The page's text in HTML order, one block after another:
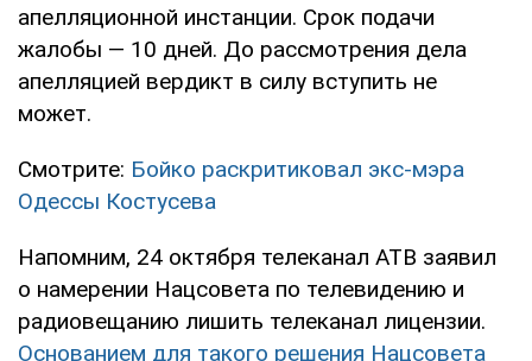
апелляционной инстанции. Срок подачи
жалобы — 10 дней. До рассмотрения дела
апелляцией вердикт в силу вступить не
может.
Смотрите: Бойко раскритиковал экс-мэра
Одессы Костусева
Напомним, 24 октября телеканал АТВ заявил
о намерении Нацсовета по телевидению и
радиовещанию лишить телеканал лицензии.
Основанием для такого решения Нацсовета